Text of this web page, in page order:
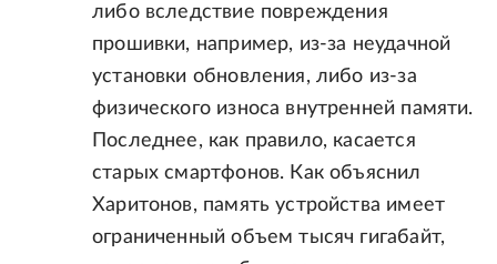
либо вследствие повреждения
прошивки, например, из-за неудачной
установки обновления, либо из-за
физического износа внутренней памяти.
Последнее, как правило, касается
старых смартфонов. Как объяснил
Харитонов, память устройства имеет
ограниченный объем тысяч гигабайт,